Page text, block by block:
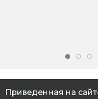
Приведенная на